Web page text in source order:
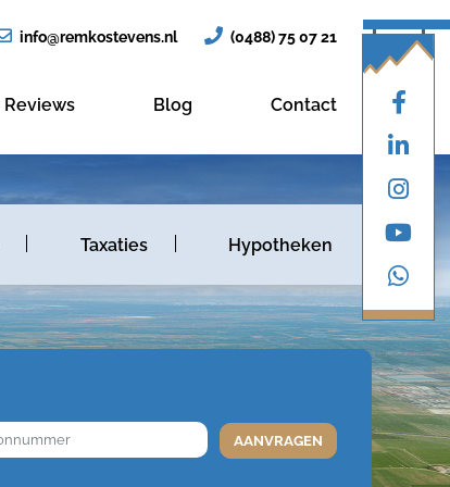
info@remkostevens.nl (0488) 75 07 21
Reviews Blog Contact
Taxaties Hypotheken